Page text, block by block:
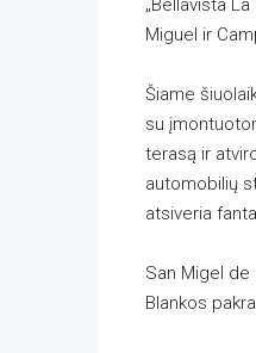
„Bellavista
Miguel ir
Šiame
su
terasą ir
automobilių
atsiveria
San Migel
Blankos